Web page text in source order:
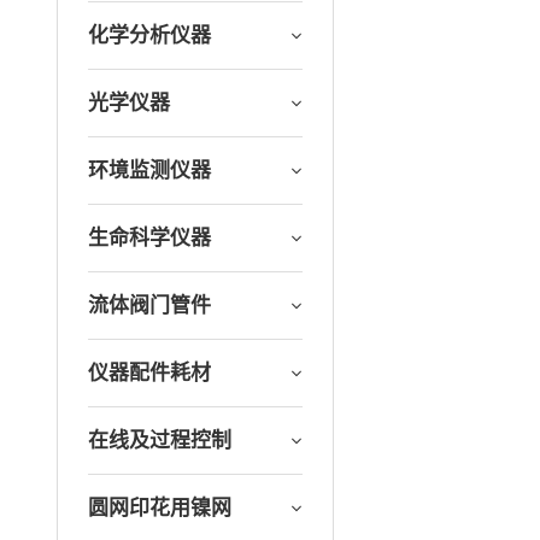
化学分析仪器
光学仪器
环境监测仪器
生命科学仪器
流体阀门管件
仪器配件耗材
在线及过程控制
圆网印花用镍网